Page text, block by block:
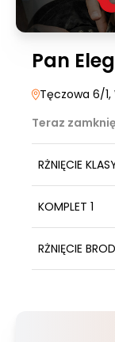
Pan
Tęczowa 6/1,
Teraz
RŻNIĘCIE
KOMPLET 1
RŻNIĘCIE